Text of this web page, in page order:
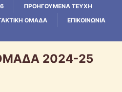
ΠΡΟΗΓΟΥΜΕΝΑ ΤΕΥΧΗ
ΟΜΑΔΑ
ΕΠΙΚΟΙΝΩΝΙΑ
2024-25